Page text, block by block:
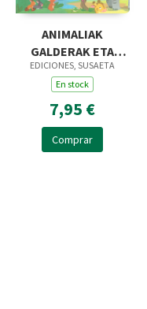
ANIMALIAK
GALDERAK ETA
ERANTZUNAK
EDICIONES, SUSAETA
En stock
7,95 €
Comprar